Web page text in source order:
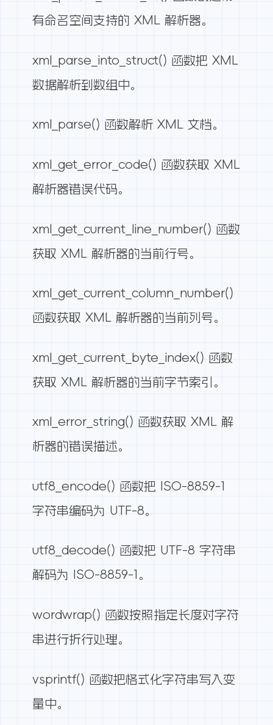
有命名空间支持的 XML 解析器。
xml_parse_into_struct() 函数把 XML
数据解析到数组中。
xml_parse() 函数解析 XML 文档。
xml_get_error_code() 函数获取 XML
解析器错误代码。
xml_get_current_line_number() 函数
获取 XML 解析器的当前行号。
xml_get_current_column_number()
函数获取 XML 解析器的当前列号。
xml_get_current_byte_index() 函数
获取 XML 解析器的当前字节索引。
xml_error_string() 函数获取 XML 解
析器的错误描述。
utf8_encode() 函数把 ISO-8859-1
字符串编码为 UTF-8。
utf8_decode() 函数把 UTF-8 字符串
解码为 ISO-8859-1。
wordwrap() 函数按照指定长度对字符
串进行折行处理。
vsprintf() 函数把格式化字符串写入变
量中。